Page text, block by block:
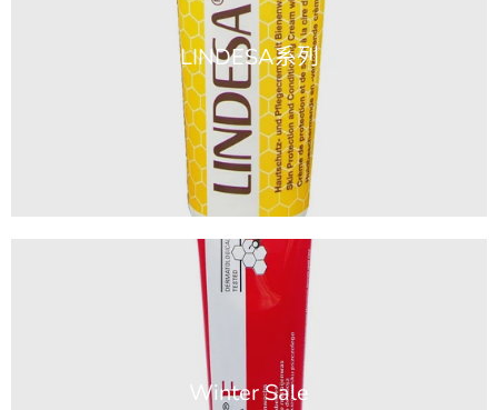
LINDESA系列
Winter Sale